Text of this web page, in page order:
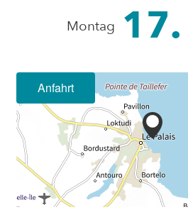
Montag 17.
Anfahrt